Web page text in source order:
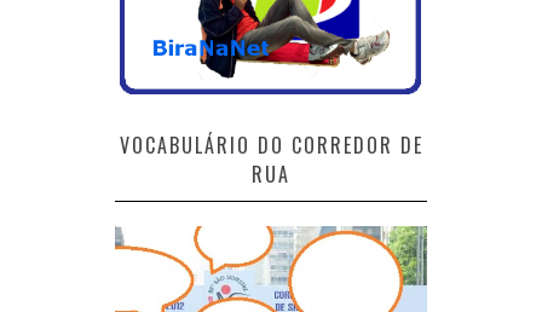
VOCABULÁRIO DO CORREDOR DE
RUA